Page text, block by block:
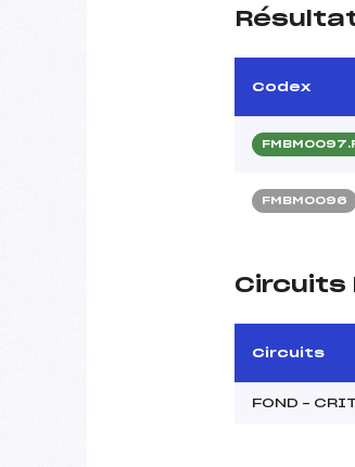
Codex
FMBM0096
Circuits
Circuits
FOND –